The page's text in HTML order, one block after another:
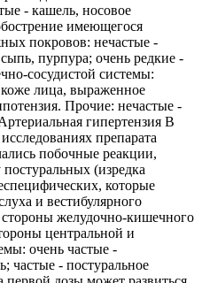
- кашель, носовое
имеющегося
покровов: нечастые -
пурпура; очень редкие -
сосудистой системы:
лица, выраженное
Прочие: нечастые -
гипертензия В
препарата
побочные реакции,
(изредка
которые
и вестибулярного
желудочно-кишечного
центральной и
очень частые -
частые - постуральное